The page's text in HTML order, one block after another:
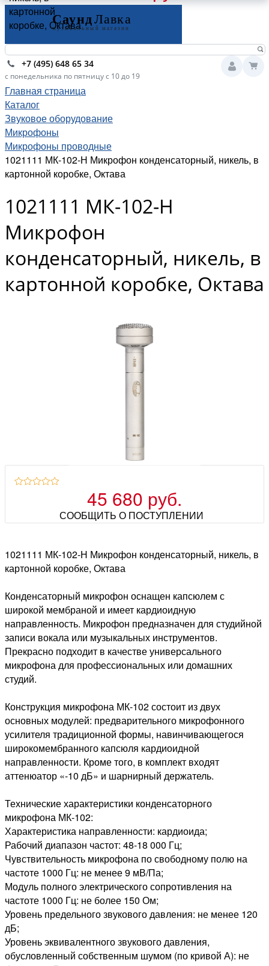
+7 (495) 648 65 34
с понедельника по пятницу с 10 до 19
Главная страница
Каталог
Звуковое оборудование
Микрофоны
Микрофоны проводные
1021111 МК-102-Н Микрофон конденсаторный, никель, в
картонной коробке, Октава
1021111 МК-102-Н
Микрофон
конденсаторный, никель, в
картонной коробке, Октава
45 680 руб.
СООБЩИТЬ О ПОСТУПЛЕНИИ
1021111 МК-102-Н Микрофон конденсаторный, никель, в
картонной коробке, Октава
Конденсаторный микрофон оснащен капсюлем с
широкой мембраной и имеет кардиоидную
направленность. Микрофон предназначен для студийной
записи вокала или музыкальных инструментов.
Прекрасно подходит в качестве универсального
микрофона для профессиональных или домашних
студий.
Конструкция микрофона МК-102 состоит из двух
основных модулей: предварительного микрофонного
усилителя традиционной формы, навинчивающегося
широкомембранного капсюля кардиоидной
направленности. Кроме того, в комплект входят
аттенюатор «-10 дБ» и шарнирный держатель.
Технические характеристики конденсаторного
микрофона МК-102:
Характеристика направленности: кардиоида;
Рабочий диапазон частот: 48-18 000 Гц;
Чувствительность микрофона по свободному полю на
частоте 1000 Гц: не менее 9 мВ/Па;
Модуль полного электрического сопротивления на
частоте 1000 Гц: не более 150 Ом;
Уровень предельного звукового давления: не менее 120
дБ;
Уровень эквивалентного звукового давления,
обусловленный собственным шумом (по кривой А): не
картонной
коробке, Октава